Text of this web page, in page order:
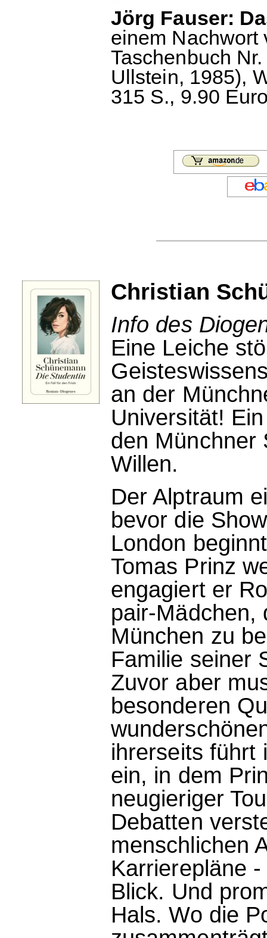
Jörg Fauser:
einem Nachwort
Taschenbuch
Ullstein, 1985),
315 S., 9.90
Christian
Info des
Eine Leiche
an der
Universität!
den Münchner
Willen.
Der Alptraum
bevor die
London
Tomas Prinz
engagiert er
pair-Mädchen,
München zu
Familie seiner
Zuvor aber
besonderen
ihrerseits führt
ein, in dem
neugieriger
Debatten
menschlichen
Karrierepläne
Blick. Und
Hals. Wo die